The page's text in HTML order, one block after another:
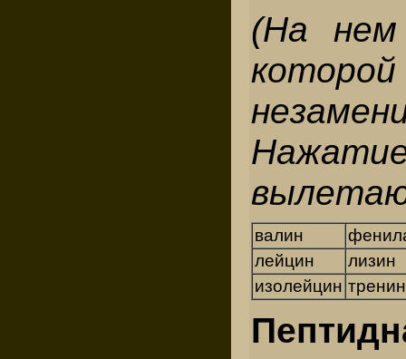
(На нем
валин
лейцин
лизин
изолейцин тренин